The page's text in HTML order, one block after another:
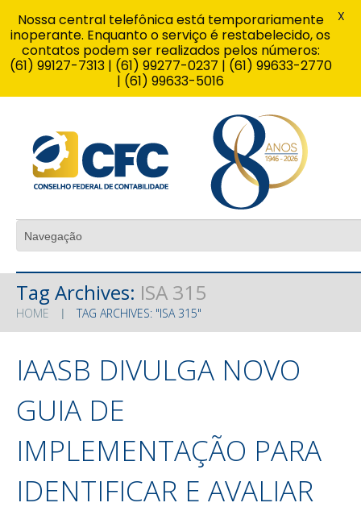
Tag Archives: ISA 315
HOME TAG ARCHIVES: "ISA 315"
IAASB DIVULGA NOVO
GUIA DE
IMPLEMENTAÇÃO PARA
IDENTIFICAR E AVALIAR
Nossa central telefônica está temporariamente
inoperante. Enquanto o serviço é restabelecido, os
contatos podem ser realizados pelos números:
(61) 99127-7313 | (61) 99277-0237 | (61) 99633-2770
| (61) 99633-5016
X